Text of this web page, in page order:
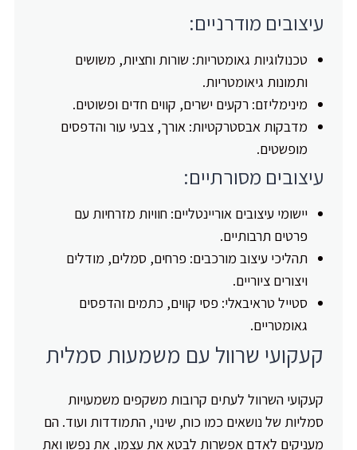
עיצובים מודרניים:
טכנולוגיות גאומטריות: שורות וחציות, משושים
ותמונות גיאומטריות.
מינימליזם: רקעים ישרים, קווים חדים ופשוטים.
מדבקות אבסטרקטיות: אורך, צבעי עור והדפסים
מופשטים.
עיצובים מסורתיים:
יישומי עיצובים אוריינטליים: חוויות מזרחיות עם
פרטים תרבותיים.
תהליכי עיצוב מורכבים: פרחים, סמלים, מודלים
ויצורים ציוריים.
סטייל טראיבאלי: פסי קווים, כתמים והדפסים
גאומטריים.
קעקועי שרוול עם משמעות סמלית
קעקועי השרוול לעתים קרובות משקפים משמעויות
סמליות של נושאים כמו כוח, שינוי, התמודדות ועוד. הם
מעניקים לאדם אפשרות לבטא את עצמו, את נפשו ואת